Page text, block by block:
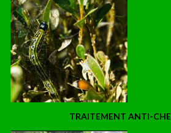
TRAITEMENT ANTI-